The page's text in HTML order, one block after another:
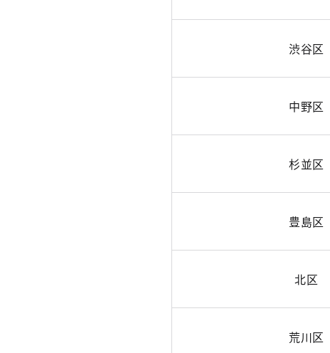
渋谷区
中野区
杉並区
豊島区
北区
荒川区